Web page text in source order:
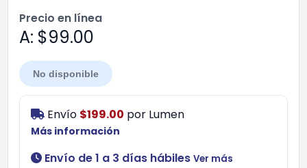
Precio en línea
A: $99.00
No disponible
Envío $199.00 por Lumen
Más información
Envío de 1 a 3 días hábiles Ver más